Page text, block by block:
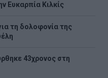
Ευκαρπία Κιλκίς
τη δολοφονία της
43χρονος στη